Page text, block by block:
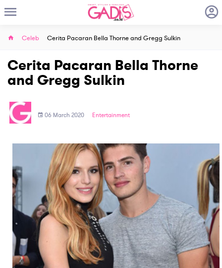
Celeb Cerita Pacaran Bella Thorne and Gregg Sulkin
Cerita Pacaran Bella Thorne
and Gregg Sulkin
06 March 2020 Entertainment